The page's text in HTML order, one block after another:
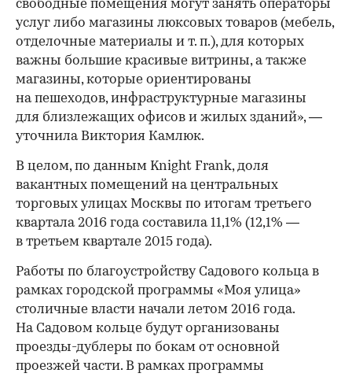
свободные помещения могут занять операторы
услуг либо магазины люксовых товаров (мебель,
отделочные материалы и т. п.), для которых
важны большие красивые витрины, а также
магазины, которые ориентированы
на пешеходов, инфраструктурные магазины
для близлежащих офисов и жилых зданий», —
уточнила Виктория Камлюк.
В целом, по данным Knight Frank, доля
вакантных помещений на центральных
торговых улицах Москвы по итогам третьего
квартала 2016 года составила 11,1% (12,1% —
в третьем квартале 2015 года).
Работы по благоустройству Садового кольца в
рамках городской программы «Моя улица»
столичные власти начали летом 2016 года.
На Садовом кольце будут организованы
проезды-дублеры по бокам от основной
проезжей части. В рамках программы